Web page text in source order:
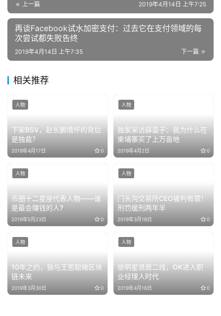
上一篇 2019年4月14日 上午7:25
再谈Facebook试水加密支付：过去它在支付领域的每
次尝试都失败告终
下一篇
2019年4月14日 上午7:35
相关推荐
下架BSV，赵长鹏情怀的背后
是独裁？
2019年4月17日 0
人物
独家采访薛蛮子：我为什么在
柬埔寨买了上万亩地
2019年4月2日 0
人物
币圈十二星座代表人物——谁
是最会赚钱的人?
2019年5月23日 0
人物
门头沟交易所CEO被判有罪！
刑罚缓刑两年半
2019年3月18日 0
人物
10年之约，我与王思聪赌区块
链未来
2019年3月30日 0
人物
徐明星退居二线，OK进入职
业经理人时代
2019年4月16日 0
人物